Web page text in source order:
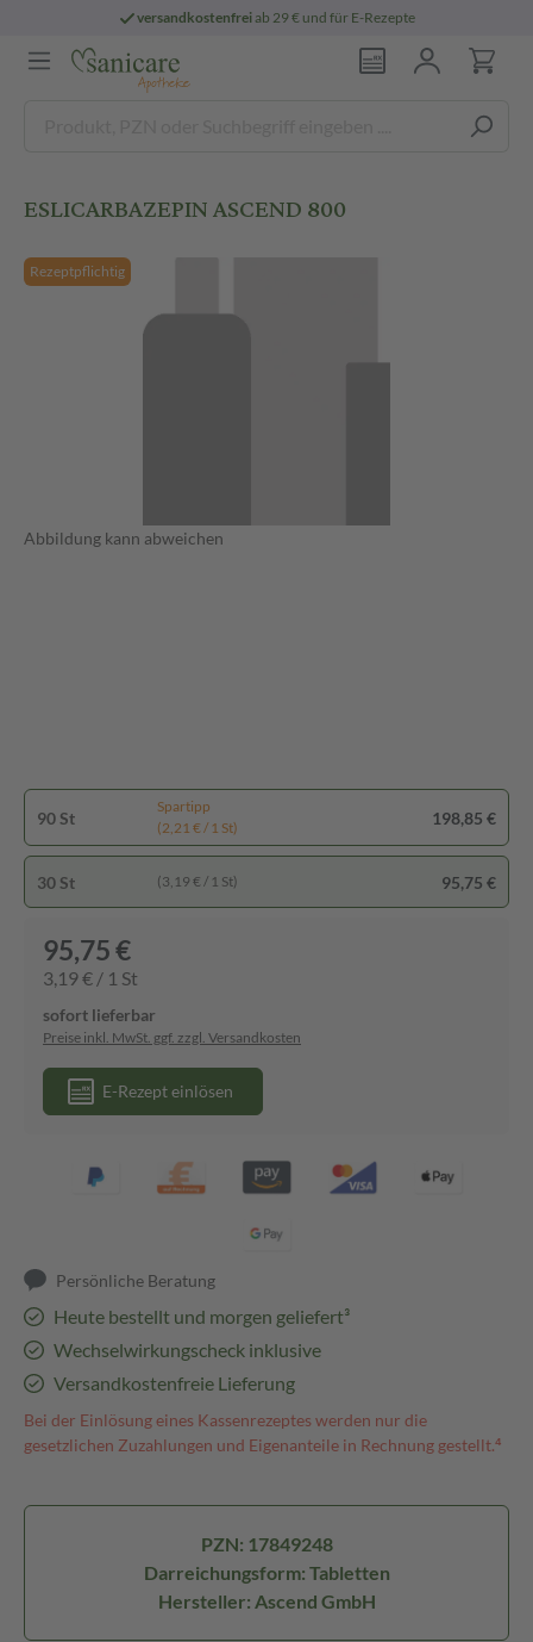
versandkostenfreiab 29 € und für E-Rezepte
ESLICARBAZEPIN ASCEND 800
Rezeptpflichtig
Abbildung kann abweichen
90 St
Spartipp
(2,21 € / 1 St)
198,85 €
30 St (3,19 € / 1 St) 95,75 €
95,75 €
3,19 € / 1 St
sofort lieferbar
Preise inkl. MwSt. ggf. zzgl. Versandkosten
E-Rezept einlösen
Persönliche Beratung
Heute bestellt und morgen geliefert³
Wechselwirkungscheck inklusive
Versandkostenfreie Lieferung
Bei der Einlösung eines Kassenrezeptes werden nur die
gesetzlichen Zuzahlungen und Eigenanteile in Rechnung gestellt.⁴
PZN: 17849248
Darreichungsform: Tabletten
Hersteller: Ascend GmbH